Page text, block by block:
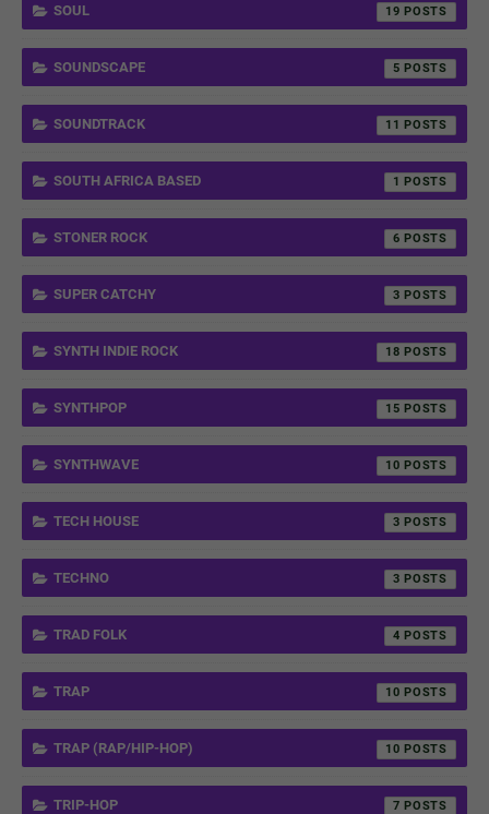
SOUL 19
SOUNDSCAPE 5
SOUNDTRACK 11
SOUTH AFRICA BASED 1
STONER ROCK 6
SUPER CATCHY 3
SYNTH INDIE ROCK 18
SYNTHPOP 15
SYNTHWAVE 10
TECH HOUSE 3
TECHNO 3
TRAD FOLK 4
TRAP 10
TRAP (RAP/HIP-HOP) 10
TRIP-HOP 7